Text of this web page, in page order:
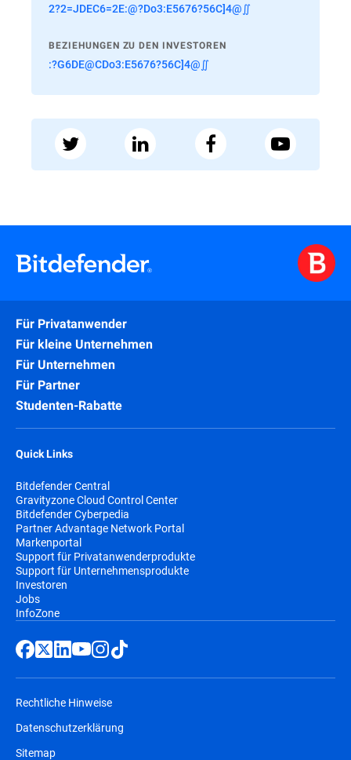
2?2=JDEC6=2E:@?Do3:E5676?56C]4@∬
BEZIEHUNGEN ZU DEN INVESTOREN
:?G6DE@CDo3:E5676?56C]4@∬
Für Privatanwender
Für kleine Unternehmen
Für Unternehmen
Für Partner
Studenten-Rabatte
Quick Links
Bitdefender Central
Gravityzone Cloud Control Center
Bitdefender Cyberpedia
Partner Advantage Network Portal
Markenportal
Support für Privatanwenderprodukte
Support für Unternehmensprodukte
Investoren
Jobs
InfoZone
Rechtliche Hinweise
Datenschutzerklärung
Sitemap